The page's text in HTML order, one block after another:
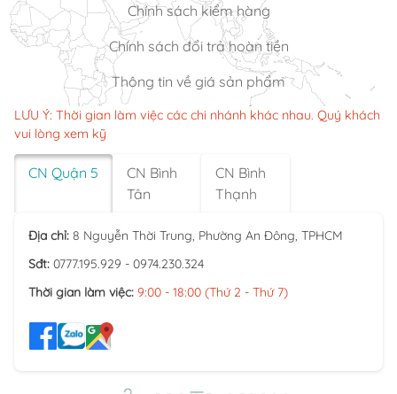
Chính sách kiểm hàng
Chính sách đổi trả hoàn tiền
Thông tin về giá sản phẩm
LƯU Ý: Thời gian làm việc các chi nhánh khác nhau. Quý khách
vui lòng xem kỹ
CN Quận 5
CN Bình
Tân
CN Bình
Thạnh
Địa chỉ: 8 Nguyễn Thời Trung, Phường An Đông, TPHCM
Sđt: 0777.195.929 - 0974.230.324
Thời gian làm việc: 9:00 - 18:00 (Thứ 2 - Thứ 7)